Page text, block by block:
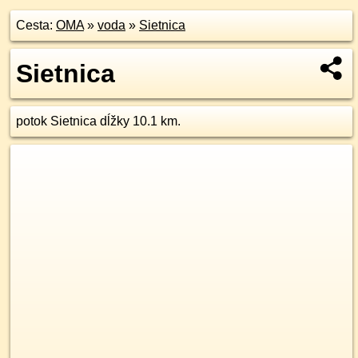
Cesta: OMA» voda » Sietnica
Sietnica
potok Sietnica dĺžky 10.1 km.